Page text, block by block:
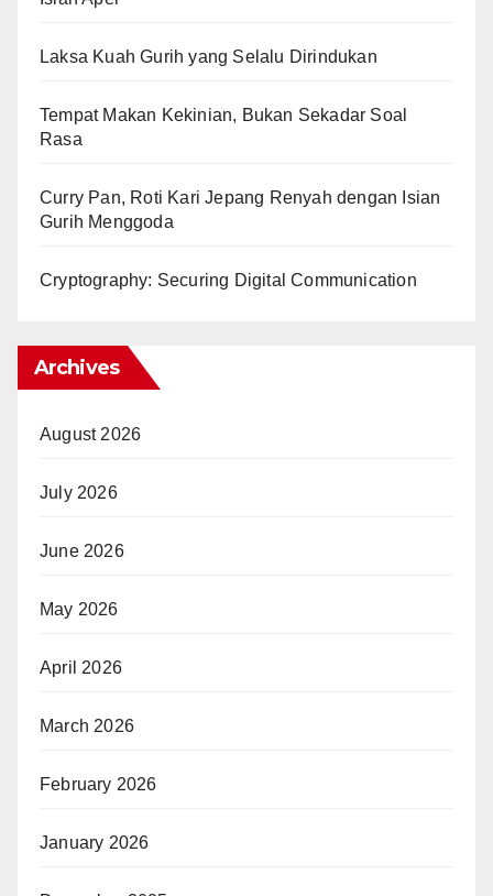
Laksa Kuah Gurih yang Selalu Dirindukan
Tempat Makan Kekinian, Bukan Sekadar Soal
Rasa
Curry Pan, Roti Kari Jepang Renyah dengan Isian
Gurih Menggoda
Cryptography: Securing Digital Communication
Archives
August 2026
July 2026
June 2026
May 2026
April 2026
March 2026
February 2026
January 2026